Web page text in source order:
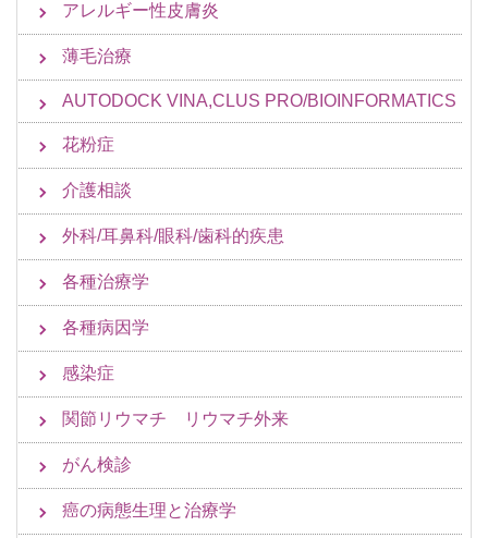
アレルギー性皮膚炎
薄毛治療
AUTODOCK VINA,CLUS PRO/BIOINFORMATICS
花粉症
介護相談
外科/耳鼻科/眼科/歯科的疾患
各種治療学
各種病因学
感染症
関節リウマチ リウマチ外来
がん検診
癌の病態生理と治療学